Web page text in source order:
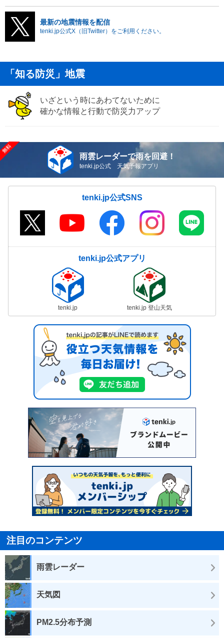
最新の地震情報を配信
tenki.jp公式X（旧Twitter）をご利用ください。
「知る防災」地震
いざという時にあわてないために
確かな情報と行動で防災力アップ
雨雲レーダーで雨を回避！
tenki.jp公式 天気予報アプリ
tenki.jp公式SNS
tenki.jp公式アプリ
tenki.jp tenki.jp 登山天気
注目のコンテンツ
雨雲レーダー
天気図
PM2.5分布予測